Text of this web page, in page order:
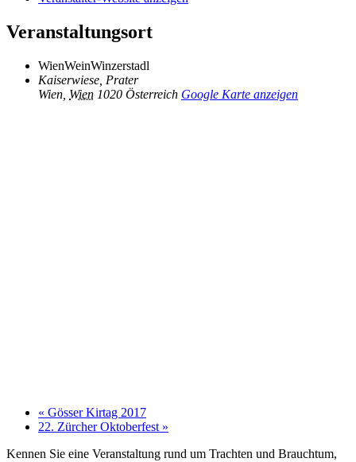
Veranstaltungsort
WienWeinWinzerstadl
Kaiserwiese, Prater
Wien Wien 1020 Österreich Google Karte anzeigen
« Gösser Kirtag 2017
22. Zürcher Oktoberfest »
Kennen Sie eine Veranstaltung rund um Trachten und Brauchtum,